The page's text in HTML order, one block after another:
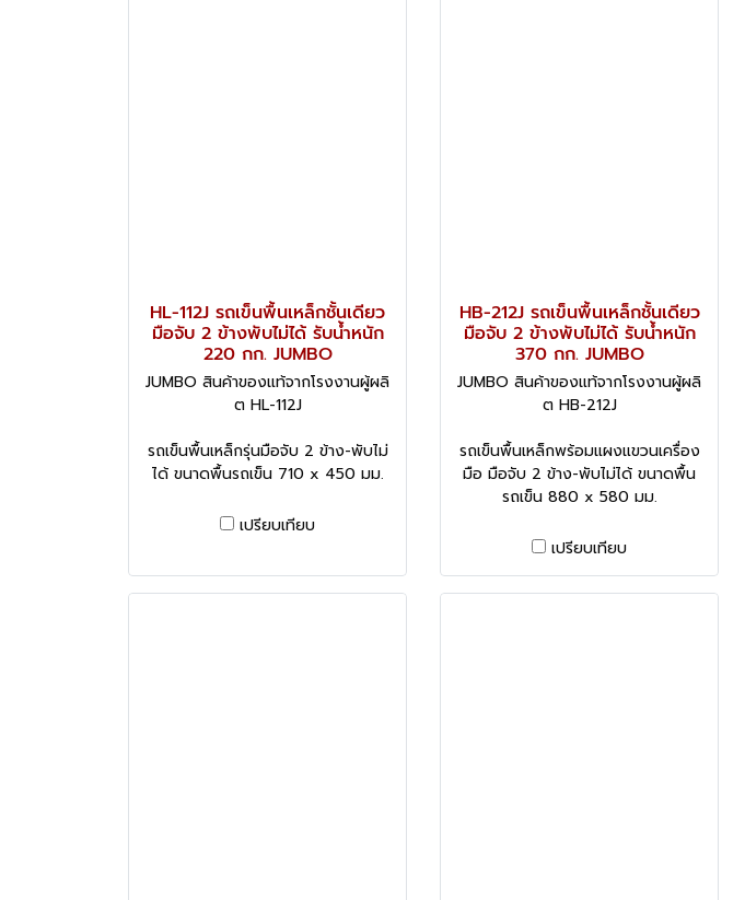
HL-112J รถเข็นพื้นเหล็กชั้นเดียว
มือจับ 2 ข้างพับไม่ได้ รับน้ำหนัก
220 กก. JUMBO
JUMBO สินค้าของแท้จากโรงงานผู้ผลิ
ต HL-112J
รถเข็นพื้นเหล็กรุ่นมือจับ 2 ข้าง-พับไม่
ได้ ขนาดพื้นรถเข็น 710 x 450 มม.
เปรียบเทียบ
HB-212J รถเข็นพื้นเหล็กชั้นเดียว
มือจับ 2 ข้างพับไม่ได้ รับน้ำหนัก
370 กก. JUMBO
JUMBO สินค้าของแท้จากโรงงานผู้ผลิ
ต HB-212J
รถเข็นพื้นเหล็กพร้อมแผงแขวนเครื่อง
มือ มือจับ 2 ข้าง-พับไม่ได้ ขนาดพื้น
รถเข็น 880 x 580 มม.
เปรียบเทียบ